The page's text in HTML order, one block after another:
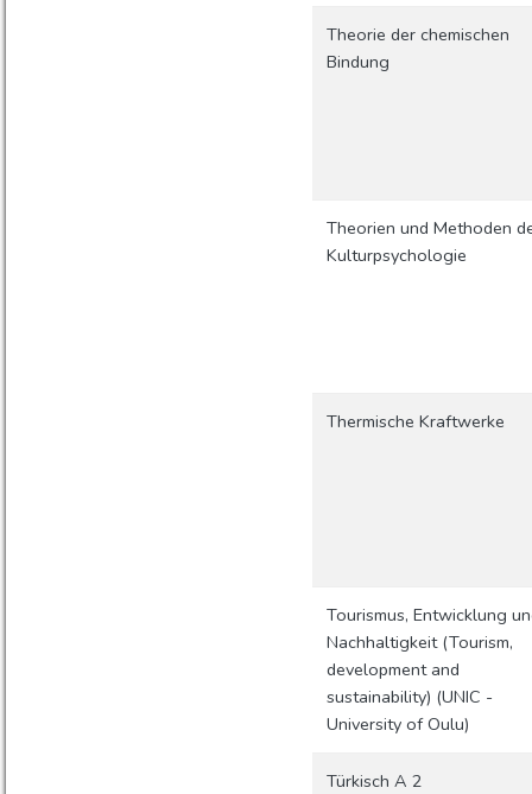
Theorie der chemischen
Bindung
Theorien und Methoden
Kulturpsychologie
Thermische Kraftwerke
Tourismus, Entwicklung
Nachhaltigkeit (Tourism,
development and
sustainability) (UNIC -
University of Oulu)
Türkisch A 2